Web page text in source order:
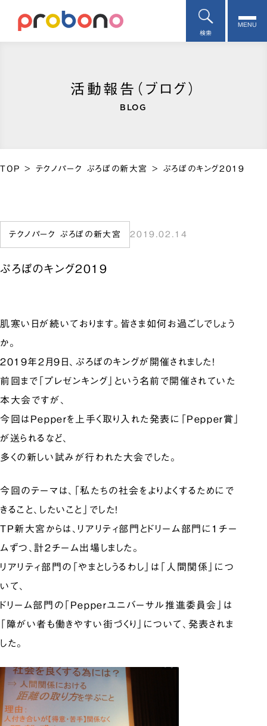
検索
MENU
活動報告（ブログ）
BLOG
TOP > テクノパーク ぷろぼの新大宮 > ぷろぼのキング2019
テクノパーク ぷろぼの新大宮 2019.02.14
ぷろぼのキング2019
肌寒い日が続いております。皆さま如何お過ごしでしょう
か。
2019年2月9日、ぷろぼのキングが開催されました！
前回まで「プレゼンキング」という名前で開催されていた
本大会ですが、
今回はPepperを上手く取り入れた発表に「Pepper賞」
が送られるなど、
多くの新しい試みが行われた大会でした。
今回のテーマは、「私たちの社会をよりよくするためにで
きること、したいこと」でした！
TP新大宮からは、リアリティ部門とドリーム部門に1チー
ムずつ、計2チーム出場しました。
リアリティ部門の「やまとしうるわし」は「人間関係」につ
いて、
ドリーム部門の「Pepperユニバーサル推進委員会」は
「障がい者も働きやすい街づくり」について、発表されま
した。